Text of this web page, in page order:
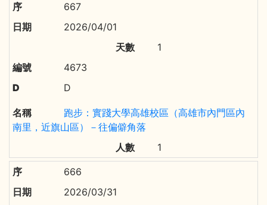
667
2026/04/01
1
4673
D
跑步：實踐大學高雄校區（高雄市內門區內
南里，近旗山區）－往偏僻角落
1
666
2026/03/31